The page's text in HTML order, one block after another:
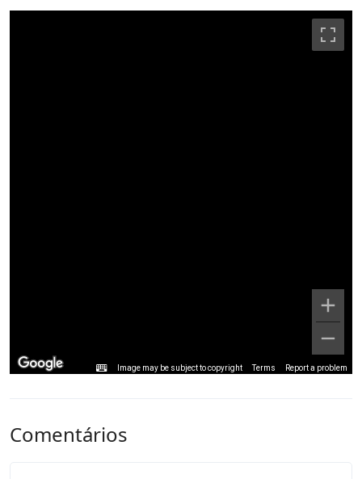
Image may be subject to copyright Terms Report a problem
Comentários